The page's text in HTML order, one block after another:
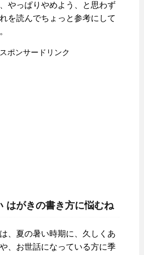
やっぱりやめよう、と思わず
を読んでちょっと参考にして
スポンサードリンク
はがきの書き方に悩むね
、夏の暑い時期に、久しくあ
、お世話になっている方に季